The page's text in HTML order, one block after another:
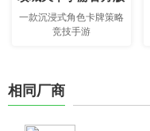
一款沉浸式角色卡牌策略
竞技手游
相同厂商